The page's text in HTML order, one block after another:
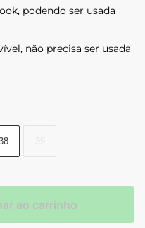
podendo ser usada
não precisa ser usada
ao carrinho